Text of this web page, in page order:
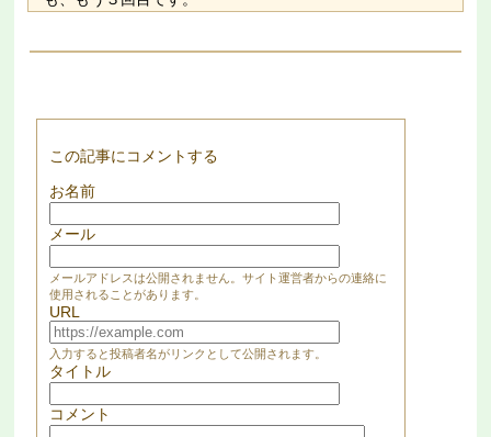
この記事にコメントする
お名前
メール
メールアドレスは公開されません。サイト運営者からの連絡に
使用されることがあります。
URL
入力すると投稿者名がリンクとして公開されます。
タイトル
コメント